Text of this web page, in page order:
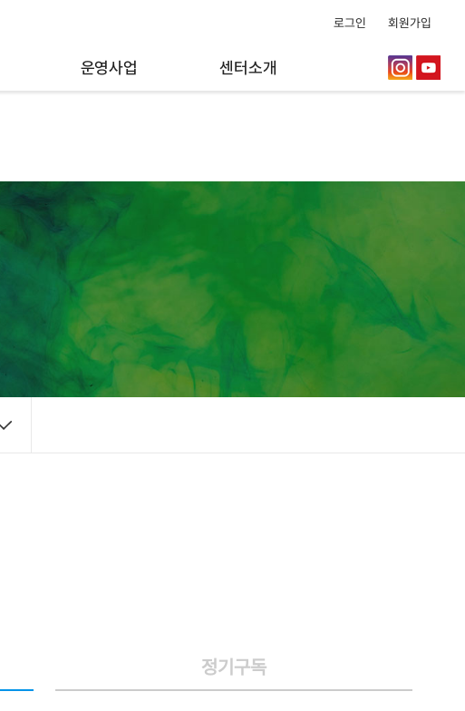
로그인 회원가입
운영사업 센터소개
정기구독